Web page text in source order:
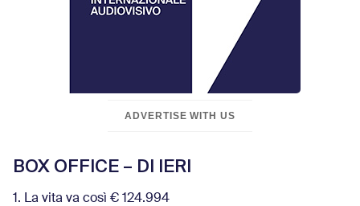
ADVERTISE WITH US
BOX OFFICE – DI IERI
1. La vita va così € 124.994